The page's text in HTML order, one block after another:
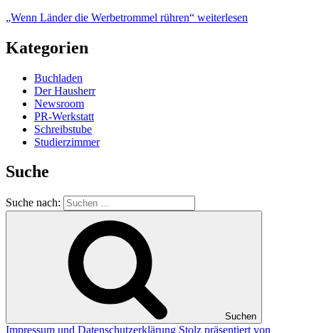
„Wenn Länder die Werbetrommel rühren“ weiterlesen
Kategorien
Buchladen
Der Hausherr
Newsroom
PR-Werkstatt
Schreibstube
Studierzimmer
Suche
Suche nach:
Suchen
Impressum und Datenschutzerklärung Stolz präsentiert von